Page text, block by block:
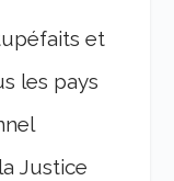
et
les pays
Justice